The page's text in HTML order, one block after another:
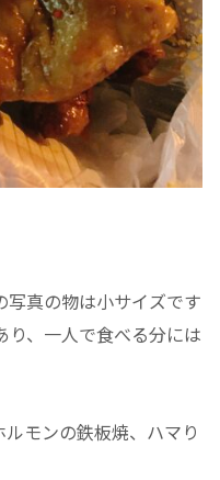
写真の物は小サイズです
、一人で食べる分には
モンの鉄板焼、ハマり